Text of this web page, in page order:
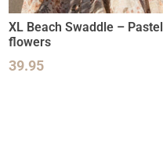
XL Beach Swaddle – Pastel
flowers
39.95